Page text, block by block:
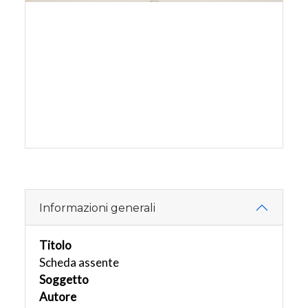
Informazioni generali
Titolo
Scheda assente
Soggetto
Autore